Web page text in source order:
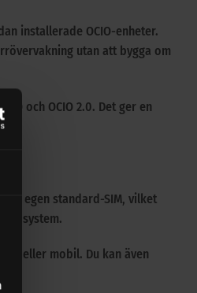
installerade OCIO-enheter.
utan att bygga om
och OCIO 2.0. Det ger en
egen standard-SIM, vilket
ett system.
eller mobil. Du kan även